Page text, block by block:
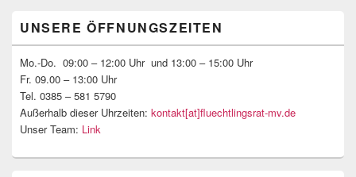
Seitenleisten-
Widgetbereich
UNSERE ÖFFNUNGSZEITEN
Mo.-Do. 09:00 – 12:00 Uhr und 13:00 – 15:00 Uhr
Fr. 09.00 – 13:00 Uhr
Tel. 0385 – 581 5790
Außerhalb dieser Uhrzeiten: kontakt[at]fluechtlingsrat-mv.de
Unser Team: Link